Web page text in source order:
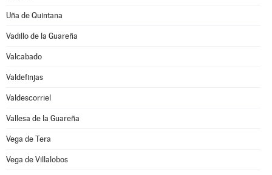
Uña de Quintana
Vadillo de la Guareña
Valcabado
Valdefinjas
Valdescorriel
Vallesa de la Guareña
Vega de Tera
Vega de Villalobos